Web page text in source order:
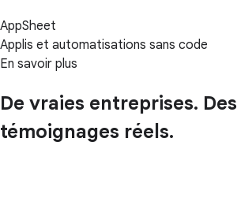
AppSheet
Applis et automatisations sans code
En savoir plus
De vraies entreprises. Des
témoignages réels.